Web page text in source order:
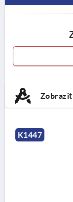
K1447